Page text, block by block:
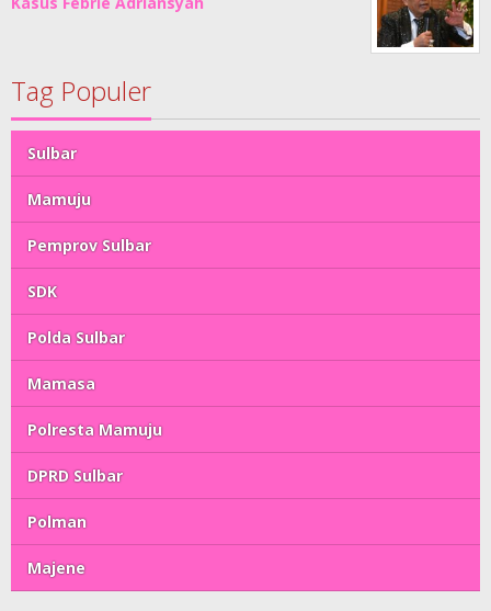
Tag Populer
Sulbar
Mamuju
Pemprov Sulbar
SDK
Polda Sulbar
Mamasa
Polresta Mamuju
DPRD Sulbar
Polman
Majene